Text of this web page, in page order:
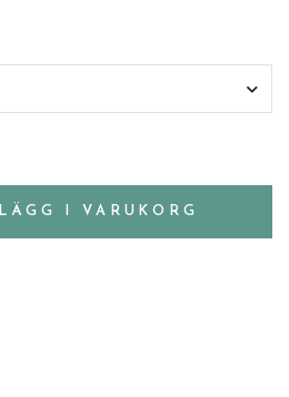
LÄGG I VARUKORG